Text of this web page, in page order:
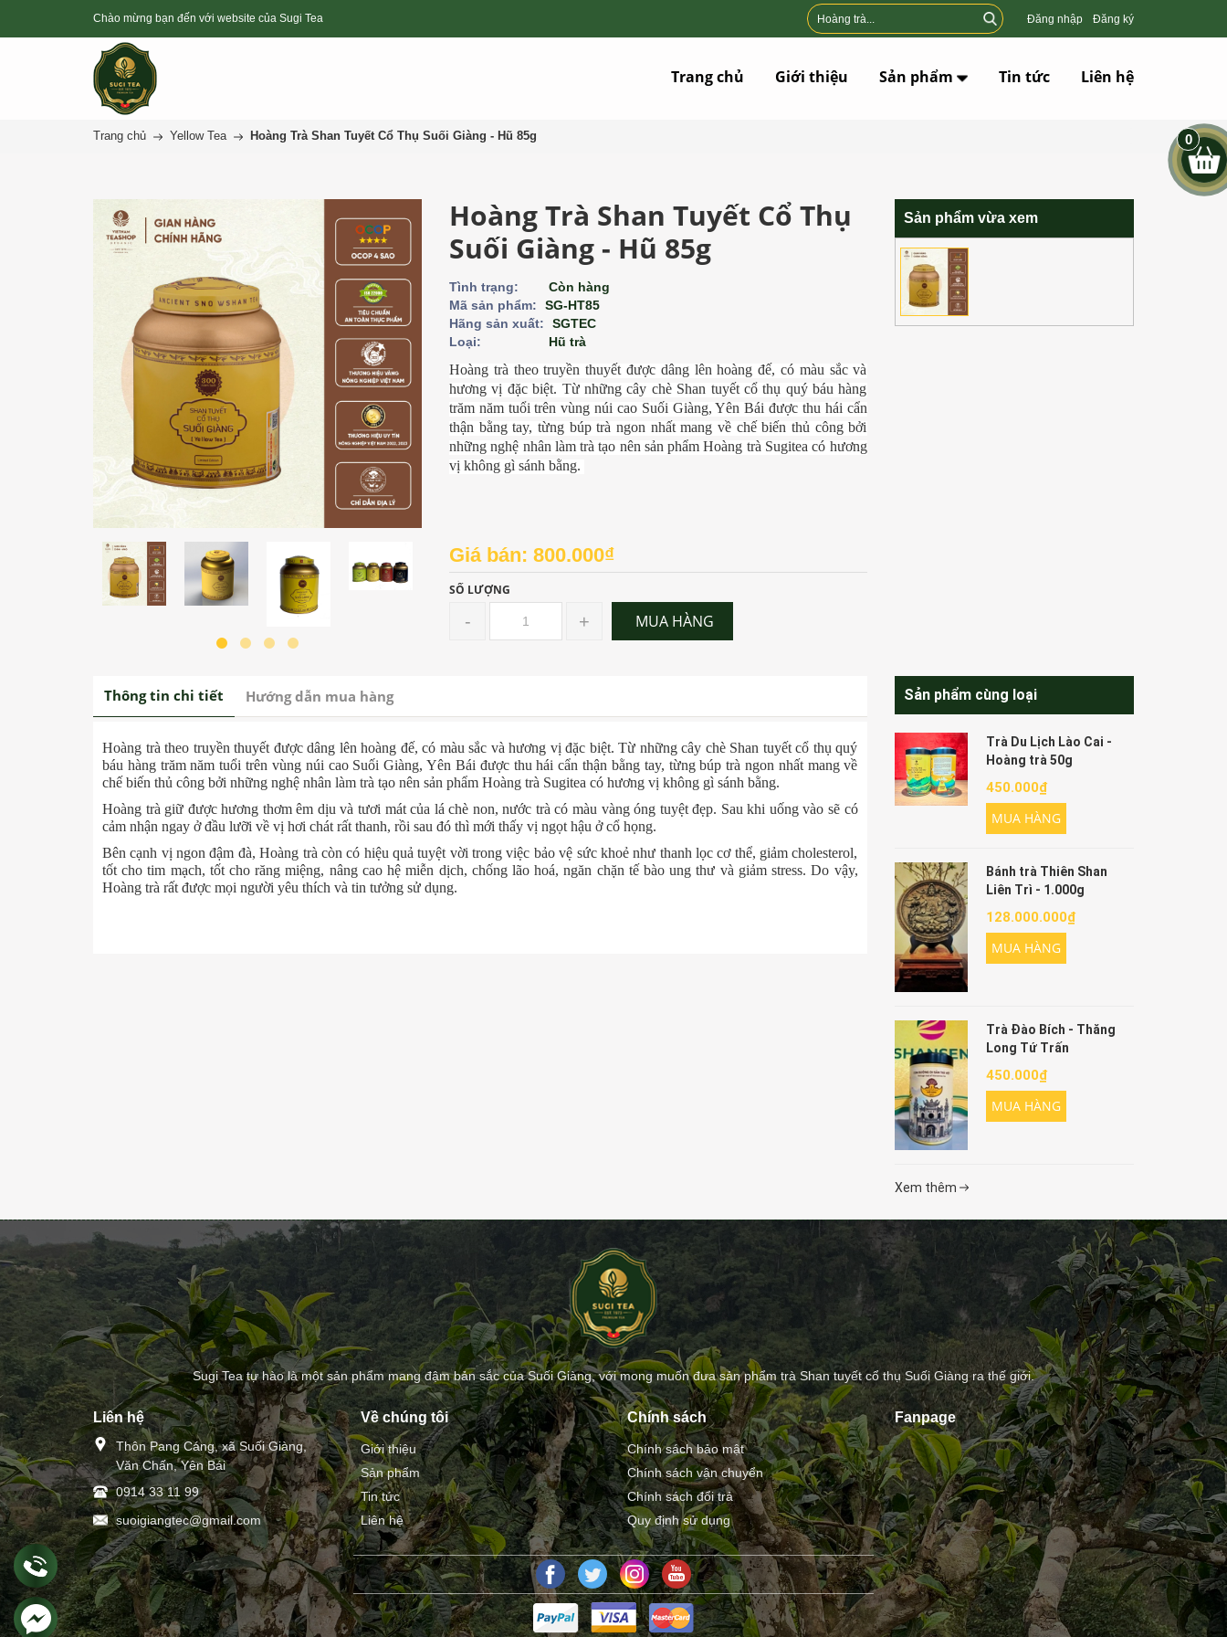
Chào mừng bạn đến với website của Sugi Tea Đăng nhập Đăng ký
Trang chủ Giới thiệu Sản phẩm Tin tức Liên hệ
0
Trang chủ Yellow Tea Hoàng Trà Shan Tuyết Cổ Thụ Suối Giàng - Hũ 85g
Hoàng Trà Shan Tuyết Cổ Thụ
Suối Giàng - Hũ 85g
Tình trạng:
Còn hàng
Mã sản phẩm:
SG-HT85
Hãng sản xuất:
SGTEC
Loại:
Hũ trà
Hoàng trà theo truyền thuyết được dâng lên hoàng đế, có màu sắc và
hương vị đặc biệt. Từ những cây chè Shan tuyết cổ thụ quý báu hàng
trăm năm tuổi trên vùng núi cao Suối Giàng, Yên Bái được thu hái cẩn
thận bằng tay, từng búp trà ngon nhất mang về chế biến thủ công bởi
những nghệ nhân làm trà tạo nên sản phẩm Hoàng trà Sugitea có hương
vị không gì sánh bằng.
Giá bán: 800.000₫
SỐ LƯỢNG
- + MUA HÀNG
Sản phẩm vừa xem
Thông tin chi tiết Hướng dẫn mua hàng
Hoàng trà theo truyền thuyết được dâng lên hoàng đế, có màu sắc và hương vị đặc biệt. Từ những cây chè Shan tuyết cổ thụ quý
báu hàng trăm năm tuổi trên vùng núi cao Suối Giàng, Yên Bái được thu hái cẩn thận bằng tay, từng búp trà ngon nhất mang về
chế biến thủ công bởi những nghệ nhân làm trà tạo nên sản phẩm Hoàng trà Sugitea có hương vị không gì sánh bằng.
Hoàng trà giữ được hương thơm êm dịu và tươi mát của lá chè non, nước trà có màu vàng óng tuyệt đẹp. Sau khi uống vào sẽ có
cảm nhận ngay ở đầu lưỡi về vị hơi chát rất thanh, rồi sau đó thì mới thấy vị ngọt hậu ở cổ họng.
Bên cạnh vị ngon đậm đà, Hoàng trà còn có hiệu quả tuyệt vời trong việc bảo vệ sức khoẻ như thanh lọc cơ thể, giảm cholesterol,
tốt cho tim mạch, tốt cho răng miệng, nâng cao hệ miễn dịch, chống lão hoá, ngăn chặn tế bào ung thư và giảm stress. Do vậy,
Hoàng trà rất được mọi người yêu thích và tin tưởng sử dụng.
Sản phẩm cùng loại
Trà Du Lịch Lào Cai -
Hoàng trà 50g
450.000₫
MUA HÀNG
Bánh trà Thiên Shan
Liên Trì - 1.000g
128.000.000₫
MUA HÀNG
Trà Đào Bích - Thăng
Long Tứ Trấn
450.000₫
MUA HÀNG
Xem thêm
Sugi Tea tự hào là một sản phẩm mang đậm bản sắc của Suối Giàng, với mong muốn đưa sản phẩm trà Shan tuyết cổ thụ Suối Giàng ra thế giới.
Liên hệ
Thôn Pang Cáng, xã Suối Giàng,
Văn Chấn, Yên Bái
0914 33 11 99
suoigiangtec@gmail.com
Về chúng tôi
Giới thiệu
Sản phẩm
Tin tức
Liên hệ
Chính sách
Chính sách bảo mật
Chính sách vận chuyển
Chính sách đổi trả
Quy định sử dụng
Fanpage